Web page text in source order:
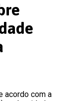
acordo com a